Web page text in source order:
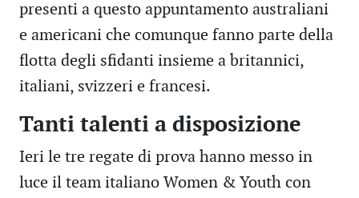
presenti a questo appuntamento australiani
e americani che comunque fanno parte della
flotta degli sfidanti insieme a britannici,
italiani, svizzeri e francesi.
Tanti talenti a disposizione
Ieri le tre regate di prova hanno messo in
luce il team italiano Women & Youth con